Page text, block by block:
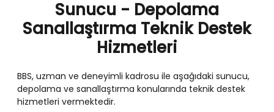
Sunucu - Depolama
Sanallaştırma Teknik Destek
Hizmetleri
BBS, uzman ve deneyimli kadrosu ile aşağıdaki sunucu,
depolama ve sanallaştırma konularında teknik destek
hizmetleri vermektedir.